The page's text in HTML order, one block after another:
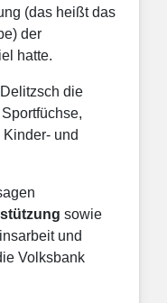
(das heißt das
der
hatte.
die
und
sowie
und
Volksbank